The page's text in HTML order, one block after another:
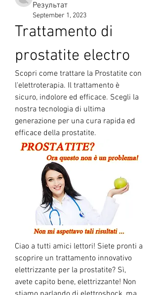
Результат
September 1, 2023
Trattamento di
prostatite electro
Scopri come trattare la Prostatite con
l'elettroterapia. Il trattamento è
sicuro, indolore ed efficace. Scegli la
nostra tecnologia di ultima
generazione per una cura rapida ed
efficace della prostatite.
Ciao a tutti amici lettori! Siete pronti a
scoprire un trattamento innovativo
elettrizzante per la prostatite? Sì,
avete capito bene, elettrizzante! Non